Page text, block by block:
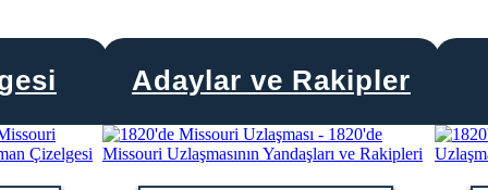
Adaylar ve Rakipler